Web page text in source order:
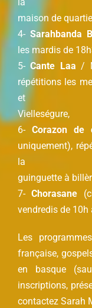
maison de
4-Sarahbanda
les mardis de
5-Cante Laa /
répétitions les
et
Vielleségure,
6- Corazon de
uniquement),
la
guinguette à
7-Chorasane
vendredis de 10h
Les
française,
en basque
inscriptions,
contactez Sarah